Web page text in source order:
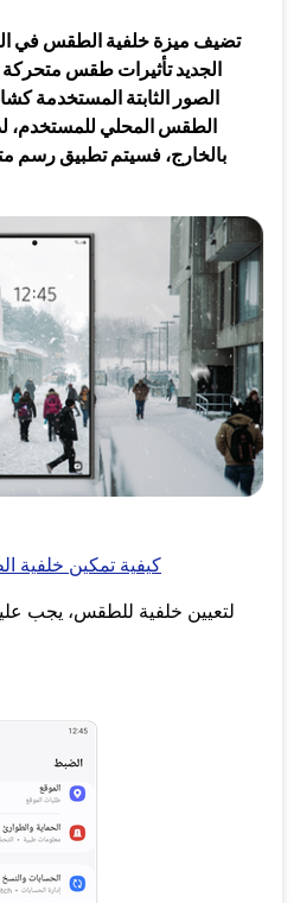
تضيف ميزة خلفية الطقس في
الصور الثابتة المستخدمة
الطقس المحلي للمستخدم،
بالخارج، فسيتم تطبيق رسم
كيفية تمكين خلفية
لتعيين خلفية للطقس، يجب